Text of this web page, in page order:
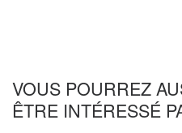
VOUS POURREZ
ÊTRE INTÉRESSÉ